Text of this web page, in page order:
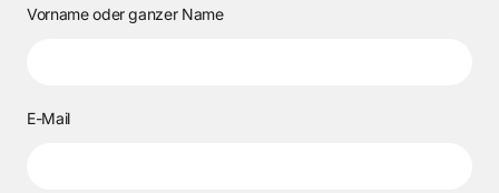
Vorname oder ganzer Name
E-Mail